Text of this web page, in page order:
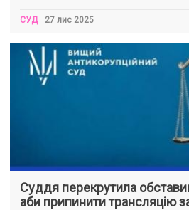
СУД 27 лис 2025
Суддя перекрутила
аби припинити трансляцію